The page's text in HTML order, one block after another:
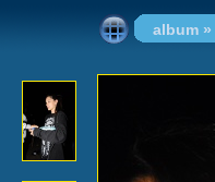
album »